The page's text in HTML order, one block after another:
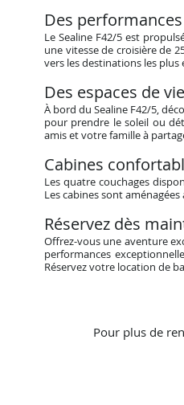
Des
Le Sealine F42/5 est
une vitesse de croisière de
vers les destinations les
Des espaces de
À bord du Sealine F42/5,
pour prendre le soleil ou
amis et votre famille à
Cabines
Les quatre couchages
Les cabines sont
Réservez dès
Offrez-vous une aventure
performances
Réservez votre location de
Pour plus de